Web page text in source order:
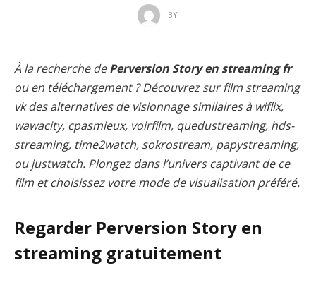
BY
À la recherche dePerversion Story en streaming fr
ou en téléchargement ? Découvrez sur film streaming
vk des alternatives de visionnage similaires à wiflix,
wawacity, cpasmieux, voirfilm, quedustreaming, hds-
streaming, time2watch, sokrostream, papystreaming,
ou justwatch. Plongez dans l’univers captivant de ce
film et choisissez votre mode de visualisation préféré.
Regarder Perversion Story en
streaming gratuitement